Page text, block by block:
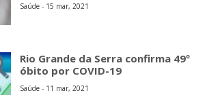
Saúde - 15 mar, 2021
Rio Grande da Serra confirma 49º
óbito por COVID-19
Saúde - 11 mar, 2021